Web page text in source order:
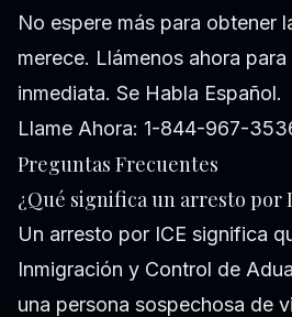
No espere más para obtener
merece. Llámenos ahora
inmediata. Se Habla Español.
Llame Ahora: 1-844-967-
Preguntas Frecuentes
¿Qué significa un arresto por
Un arresto por ICE significa
Inmigración y Control de
una persona sospechosa de